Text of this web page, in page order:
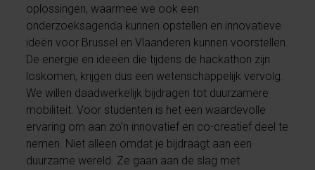
oplossingen, waarmee we ook een
onderzoeksagenda kunnen opstellen en innovatieve
ideën voor Brussel en Vlaanderen kunnen voorstellen.
De energie en ideeën die tijdens de hackathon zijn
loskomen, krijgen dus een wetenschappelijk vervolg.
We willen daadwerkelijk bijdragen tot duurzamere
mobiliteit. Voor studenten is het een waardevolle
ervaring om aan zo’n innovatief en co-creatief deel te
nemen. Niet alleen omdat je bijdraagt aan een
duurzame wereld. Ze gaan aan de slag met